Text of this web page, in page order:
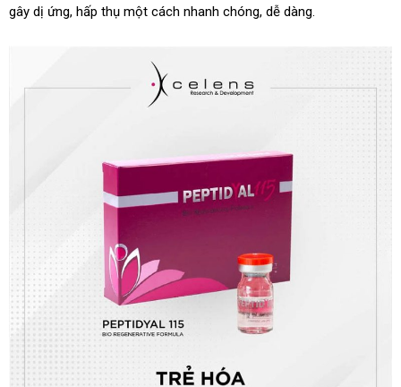
gây dị ứng, hấp thụ một cách nhanh chóng, dễ dàng.